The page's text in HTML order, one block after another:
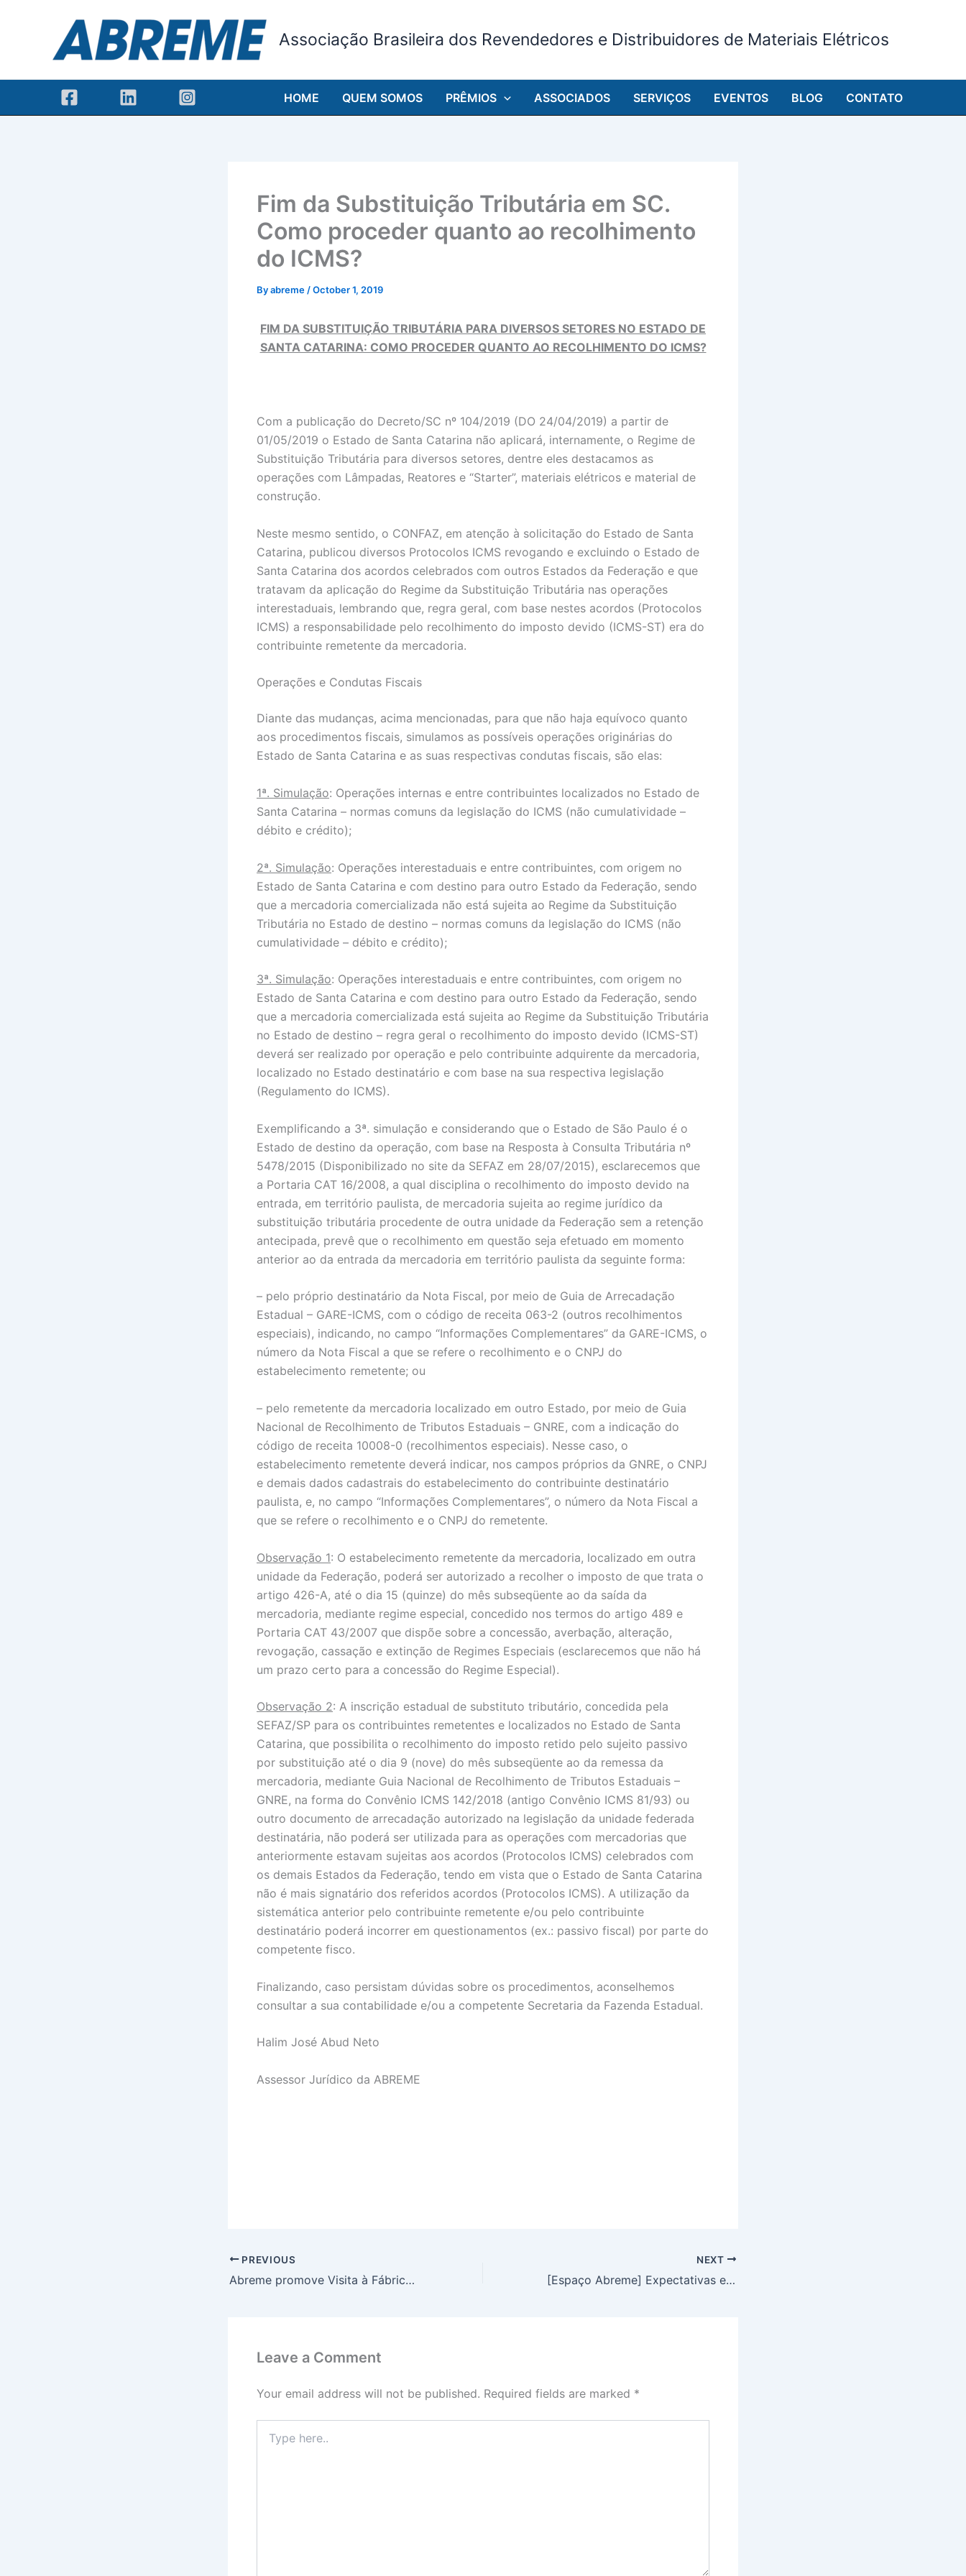
Associação Brasileira dos Revendedores e Distribuidores de Materiais Elétricos
HOME QUEM SOMOS PRÊMIOS ASSOCIADOS SERVIÇOS EVENTOS BLOG CONTATO
Fim da Substituição Tributária em SC.
Como proceder quanto ao recolhimento
do ICMS?
Byabreme /October 1, 2019
FIM DA SUBSTITUIÇÃO TRIBUTÁRIA PARA DIVERSOS SETORES NO ESTADO DE
SANTA CATARINA: COMO PROCEDER QUANTO AO RECOLHIMENTO DO ICMS?
Com a publicação do Decreto/SC nº 104/2019 (DO 24/04/2019) a partir de
01/05/2019 o Estado de Santa Catarina não aplicará, internamente, o Regime de
Substituição Tributária para diversos setores, dentre eles destacamos as
operações com Lâmpadas, Reatores e “Starter”, materiais elétricos e material de
construção.
Neste mesmo sentido, o CONFAZ, em atenção à solicitação do Estado de Santa
Catarina, publicou diversos Protocolos ICMS revogando e excluindo o Estado de
Santa Catarina dos acordos celebrados com outros Estados da Federação e que
tratavam da aplicação do Regime da Substituição Tributária nas operações
interestaduais, lembrando que, regra geral, com base nestes acordos (Protocolos
ICMS) a responsabilidade pelo recolhimento do imposto devido (ICMS-ST) era do
contribuinte remetente da mercadoria.
Operações e Condutas Fiscais
Diante das mudanças, acima mencionadas, para que não haja equívoco quanto
aos procedimentos fiscais, simulamos as possíveis operações originárias do
Estado de Santa Catarina e as suas respectivas condutas fiscais, são elas:
1ª. Simulação: Operações internas e entre contribuintes localizados no Estado de
Santa Catarina – normas comuns da legislação do ICMS (não cumulatividade –
débito e crédito);
2ª. Simulação: Operações interestaduais e entre contribuintes, com origem no
Estado de Santa Catarina e com destino para outro Estado da Federação, sendo
que a mercadoria comercializada não está sujeita ao Regime da Substituição
Tributária no Estado de destino – normas comuns da legislação do ICMS (não
cumulatividade – débito e crédito);
3ª. Simulação: Operações interestaduais e entre contribuintes, com origem no
Estado de Santa Catarina e com destino para outro Estado da Federação, sendo
que a mercadoria comercializada está sujeita ao Regime da Substituição Tributária
no Estado de destino – regra geral o recolhimento do imposto devido (ICMS-ST)
deverá ser realizado por operação e pelo contribuinte adquirente da mercadoria,
localizado no Estado destinatário e com base na sua respectiva legislação
(Regulamento do ICMS).
Exemplificando a 3ª. simulação e considerando que o Estado de São Paulo é o
Estado de destino da operação, com base na Resposta à Consulta Tributária nº
5478/2015 (Disponibilizado no site da SEFAZ em 28/07/2015), esclarecemos que
a Portaria CAT 16/2008, a qual disciplina o recolhimento do imposto devido na
entrada, em território paulista, de mercadoria sujeita ao regime jurídico da
substituição tributária procedente de outra unidade da Federação sem a retenção
antecipada, prevê que o recolhimento em questão seja efetuado em momento
anterior ao da entrada da mercadoria em território paulista da seguinte forma:
– pelo próprio destinatário da Nota Fiscal, por meio de Guia de Arrecadação
Estadual – GARE-ICMS, com o código de receita 063-2 (outros recolhimentos
especiais), indicando, no campo “Informações Complementares” da GARE-ICMS, o
número da Nota Fiscal a que se refere o recolhimento e o CNPJ do
estabelecimento remetente; ou
– pelo remetente da mercadoria localizado em outro Estado, por meio de Guia
Nacional de Recolhimento de Tributos Estaduais – GNRE, com a indicação do
código de receita 10008-0 (recolhimentos especiais). Nesse caso, o
estabelecimento remetente deverá indicar, nos campos próprios da GNRE, o CNPJ
e demais dados cadastrais do estabelecimento do contribuinte destinatário
paulista, e, no campo “Informações Complementares”, o número da Nota Fiscal a
que se refere o recolhimento e o CNPJ do remetente.
Observação 1: O estabelecimento remetente da mercadoria, localizado em outra
unidade da Federação, poderá ser autorizado a recolher o imposto de que trata o
artigo 426-A, até o dia 15 (quinze) do mês subseqüente ao da saída da
mercadoria, mediante regime especial, concedido nos termos do artigo 489 e
Portaria CAT 43/2007 que dispõe sobre a concessão, averbação, alteração,
revogação, cassação e extinção de Regimes Especiais (esclarecemos que não há
um prazo certo para a concessão do Regime Especial).
Observação 2: A inscrição estadual de substituto tributário, concedida pela
SEFAZ/SP para os contribuintes remetentes e localizados no Estado de Santa
Catarina, que possibilita o recolhimento do imposto retido pelo sujeito passivo
por substituição até o dia 9 (nove) do mês subseqüente ao da remessa da
mercadoria, mediante Guia Nacional de Recolhimento de Tributos Estaduais –
GNRE, na forma do Convênio ICMS 142/2018 (antigo Convênio ICMS 81/93) ou
outro documento de arrecadação autorizado na legislação da unidade federada
destinatária, não poderá ser utilizada para as operações com mercadorias que
anteriormente estavam sujeitas aos acordos (Protocolos ICMS) celebrados com
os demais Estados da Federação, tendo em vista que o Estado de Santa Catarina
não é mais signatário dos referidos acordos (Protocolos ICMS). A utilização da
sistemática anterior pelo contribuinte remetente e/ou pelo contribuinte
destinatário poderá incorrer em questionamentos (ex.: passivo fiscal) por parte do
competente fisco.
Finalizando, caso persistam dúvidas sobre os procedimentos, aconselhemos
consultar a sua contabilidade e/ou a competente Secretaria da Fazenda Estadual.
Halim José Abud Neto
Assessor Jurídico da ABREME
PREVIOUS
Abreme promove Visita à Fábrica da Weidmüller Conexel
NEXT
[Espaço Abreme] Expectativas e Desafios para 2020
Leave a Comment
Your email address will not be published. Required fields are marked *
here..